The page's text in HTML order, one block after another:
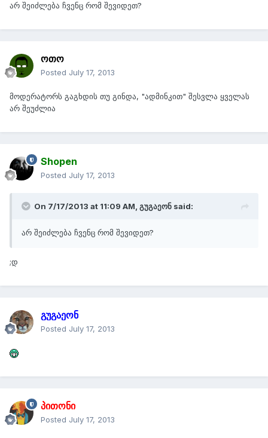
არ შეიძლება ჩვენც რომ შევიდეთ?
ოთო
Posted July 17, 2013
მოდერატორს გაგხდის თუ გინდა, "ადმინკით" შესვლა ყველას
არ შეუძლია
Shopen
Posted July 17, 2013
On 7/17/2013 at 11:09 AM, გუგაეონ said:
არ შეიძლება ჩვენც რომ შევიდეთ?
;დ
გუგაეონ
Posted July 17, 2013
პითონი
Posted July 17, 2013